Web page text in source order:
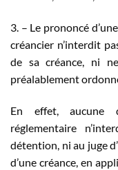
3. – Le prononcé
créancier n’interdit
de sa créance, ni
préalablement
En effet, aucune
réglementaire
détention, ni au juge
d’une créance, en